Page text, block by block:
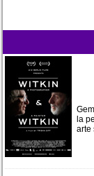
la
arte